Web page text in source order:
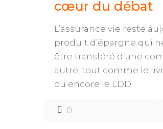
cœur du débat
L’assurance vie reste
produit d’épargne qui
être transféré d’une
autre, tout comme le
ou encore le LDD.
0